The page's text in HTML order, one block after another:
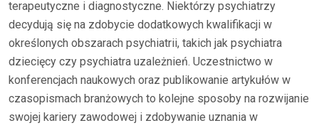
terapeutyczne i diagnostyczne. Niektórzy psychiatrzy
decydują się na zdobycie dodatkowych kwalifikacji w
określonych obszarach psychiatrii, takich jak psychiatra
dziecięcy czy psychiatra uzależnień. Uczestnictwo w
konferencjach naukowych oraz publikowanie artykułów w
czasopismach branżowych to kolejne sposoby na rozwijanie
swojej kariery zawodowej i zdobywanie uznania w